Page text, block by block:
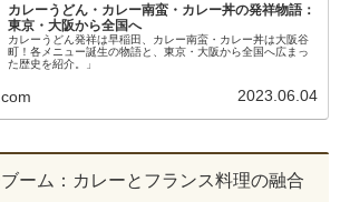
カレーうどん・カレー南蛮・カレー丼の発祥物語：
東京・大阪から全国へ
カレーうどん発祥は早稲田、カレー南蛮・カレー丼は大阪谷
町！各メニュー誕生の物語と、東京・大阪から全国へ広まっ
た歴史を紹介。」
2023.06.04
ーム：カレーとフランス料理の融合